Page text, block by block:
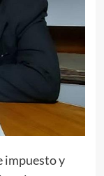
impuesto y